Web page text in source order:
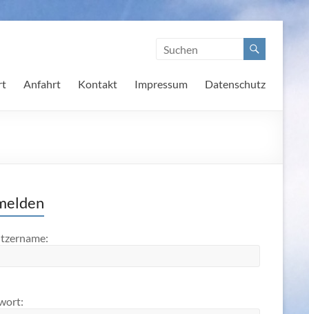
Anfahrt Kontakt Impressum Datenschutz